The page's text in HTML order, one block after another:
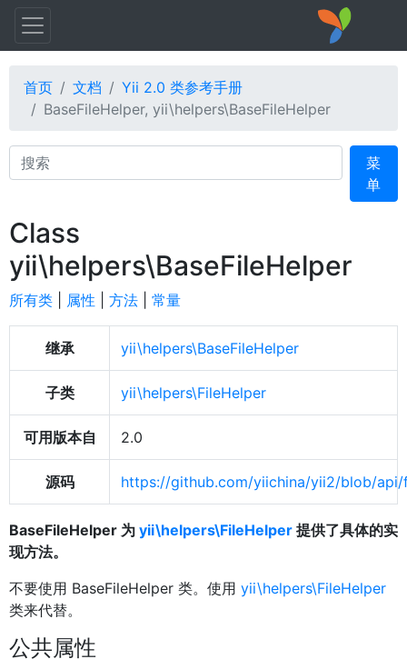
首页 文档
Yii 2.0 类参考手册
BaseFileHelper, yii\helpers\BaseFileHelper
Search
菜
单
Class
yii\helpers\BaseFileHelper
所有类 属性 方法 常量
继承 yii\helpers\BaseFileHelper
子类 yii\helpers\FileHelper
可用版本自 2.0
源码 https://github.com/yiichina/yii2/blob/api/
BaseFileHelper 为 yii\helpers\FileHelper 提供了具体的实
现方法。
不要使用 BaseFileHelper 类。使用 yii\helpers\FileHelper
类来代替。
公共属性